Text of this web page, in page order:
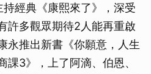
經典《康熙來了》，深受
許多觀眾期待2人能再重啟
永推出新書《你願意，人生
課3》，上了阿滴、伯恩、